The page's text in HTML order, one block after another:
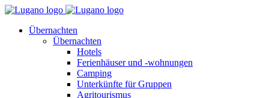
Übernachten
Übernachten
Hotels
Ferienhäuser und -wohnungen
Camping
Unterkünfte für Gruppen
Agritourismus